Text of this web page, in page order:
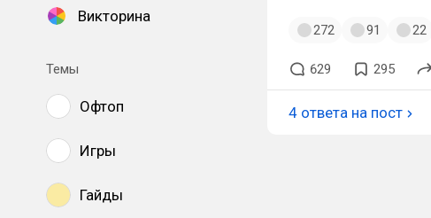
Викторина
Темы
Офтоп
Игры
Гайды
272 91 22
629 295
4 ответа на пост